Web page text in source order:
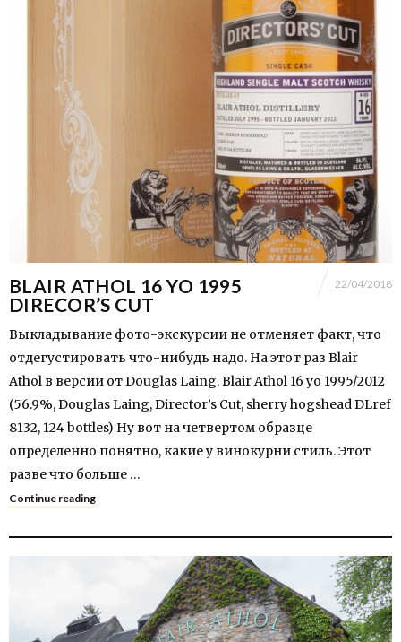
BLAIR ATHOL 16 YO 1995
DIRECOR’S CUT
22/04/2018
Выкладывание фото-экскурсии не отменяет факт, что
отдегустировать что-нибудь надо. На этот раз Blair
Athol в версии от Douglas Laing. Blair Athol 16 yo 1995/2012
(56.9%, Douglas Laing, Director’s Cut, sherry hogshead DLref
8132, 124 bottles) Ну вот на четвертом образце
определенно понятно, какие у винокурни стиль. Этот
разве что больше …
Continue reading